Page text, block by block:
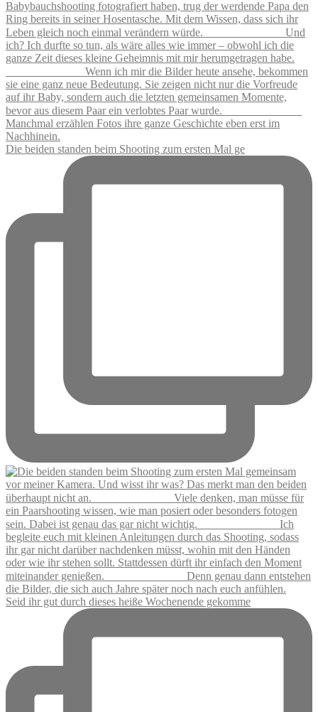
Die beiden standen beim Shooting zum ersten Mal ge
Seid ihr gut durch dieses heiße Wochenende gekomme